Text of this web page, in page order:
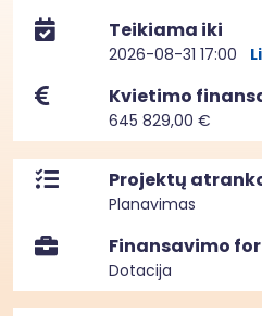
Teikiama iki
2026-08-31 17:00
Kvietimo
645 829,00 €
Projektų
Planavimas
Finansavimo
Dotacija